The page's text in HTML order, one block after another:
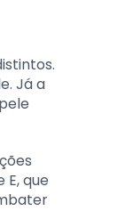
Já a
que